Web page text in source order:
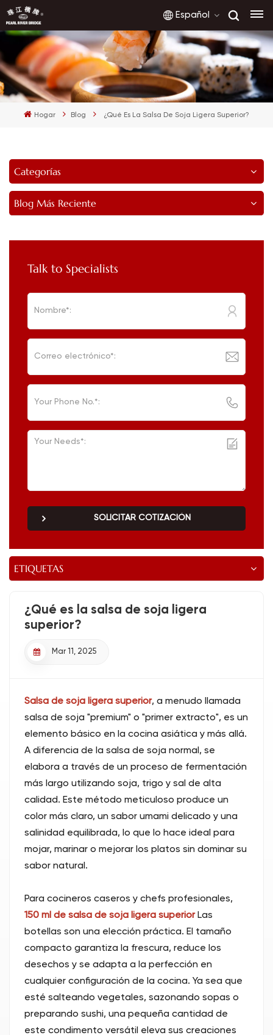
Español
English
français
Hogar Blog ¿Qué Es La Salsa De Soja Ligera Superior?
Categorías
Blog Más Reciente
Talk to Specialists
SOLICITAR COTIZACIÓN
ETIQUETAS
¿Qué es la salsa de soja ligera
superior?
Mar 11, 2025
Salsa de soja ligera superior, a menudo llamada
salsa de soja "premium" o "primer extracto", es un
elemento básico en la cocina asiática y más allá.
A diferencia de la salsa de soja normal, se
elabora a través de un proceso de fermentación
más largo utilizando soja, trigo y sal de alta
calidad. Este método meticuloso produce un
color más claro, un sabor umami delicado y una
salinidad equilibrada, lo que lo hace ideal para
mojar, marinar o mejorar los platos sin dominar su
sabor natural.
Para cocineros caseros y chefs profesionales,
150 ml de salsa de soja ligera superiorLas
botellas son una elección práctica. El tamaño
compacto garantiza la frescura, reduce los
desechos y se adapta a la perfección en
cualquier configuración de la cocina. Ya sea que
esté salteando vegetales, sazonando sopas o
preparando sushi, una pequeña cantidad de
este condimento versátil eleva sus creaciones